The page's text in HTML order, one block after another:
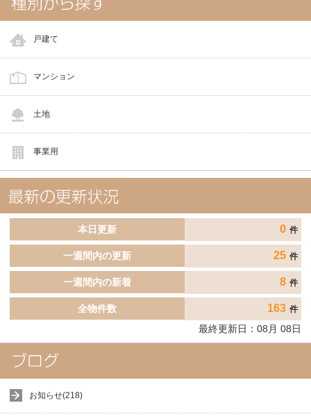
戸建て
マンション
土地
事業用
本日更新 0 件
一週間内の更新 25 件
一週間内の新着 8 件
全物件数 163 件
最終更新日： 08 月 08日
お知らせ(218)